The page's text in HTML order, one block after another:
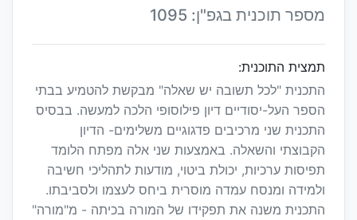
מספר תוכנית בגפ"ן: 1095
תמצית התוכנית:
התכנית "לכל תשובה יש שאלה" מבקשת להטמיע בבתי
הספר העל-יסודיים דיון פילוסופי הלכה למעשה. בבסיס
התכנית שני מרכיבים פדגוגיים משלימים- הדיון
הקבוצתי והשאלה. באמצעות שני אלה מפתח הלומד
תפיסות ערכיות, יכולת ביטוי, מודעות לתהליכי חשיבה
ולמידה ומנסח עמדה מוסרית ביחס לעצמו ולסביבתו.
התכנית משנה את תפקידו של המורה בכיתה - מ"מורה"